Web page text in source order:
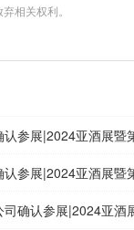
相关权利。
|2024亚酒展暨第十四
|2024亚酒展暨第十四
展|2024亚酒展暨第十四